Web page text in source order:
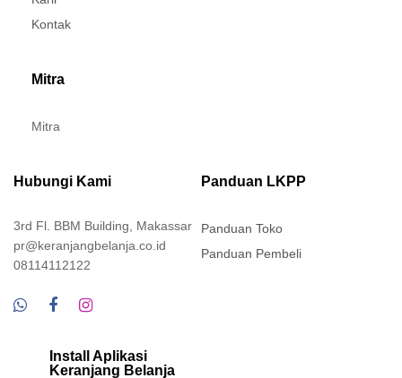
Kontak
Mitra
Mitra
Hubungi Kami
3rd Fl. BBM Building, Makassar
pr@keranjangbelanja.co.id
08114112122
Panduan LKPP
Panduan Toko
Panduan Pembeli
Install Aplikasi
Keranjang Belanja